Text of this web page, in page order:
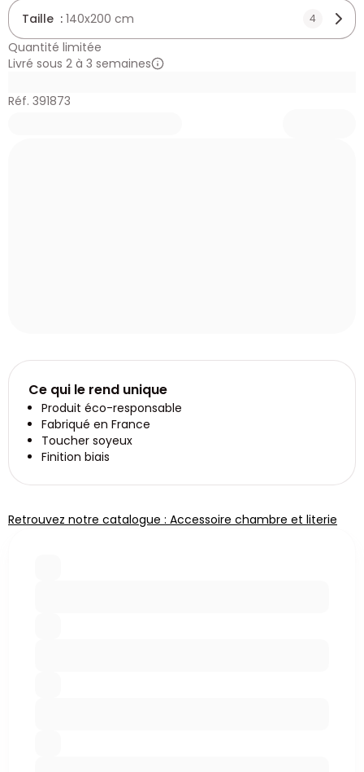
Taille : 140x200 cm 4
Quantité limitée
Livré sous 2 à 3 semaines
Réf. 391873
Ce qui le rend unique
Produit éco-responsable
Fabriqué en France
Toucher soyeux
Finition biais
Retrouvez notre catalogue : Accessoire chambre et literie